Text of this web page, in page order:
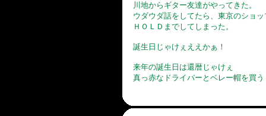
川地からギター友達がやってきた。
ウダウダ話をしてたら、東京のショ
ＨＯＬＤまでしてしまった。
誕生日じゃけぇええかぁ！
来年の誕生日は還暦じゃけぇ
真っ赤なドライバーとベレー帽を買